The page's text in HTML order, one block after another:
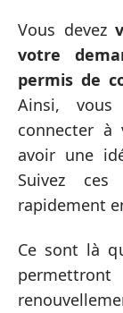
Vous devez
votre
permis de
Ainsi, vous
connecter
avoir une
Suivez
rapidement
Ce sont là